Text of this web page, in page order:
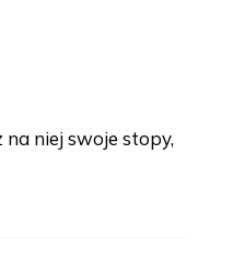
niej swoje stopy,